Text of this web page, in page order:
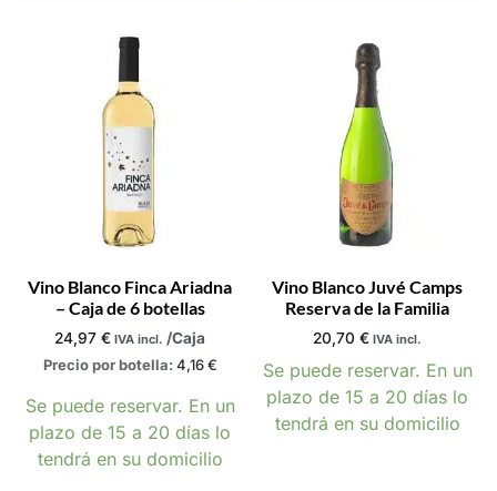
Vino Blanco Finca Ariadna
– Caja de 6 botellas
24,97 € IVA incl. /Caja
Precio por botella: 4,16€
Se puede reservar. En un
plazo de 15 a 20 días lo
tendrá en su domicilio
Vino Blanco Juvé Camps
Reserva de la Familia
20,70 € IVA incl.
Se puede reservar. En un
plazo de 15 a 20 días lo
tendrá en su domicilio